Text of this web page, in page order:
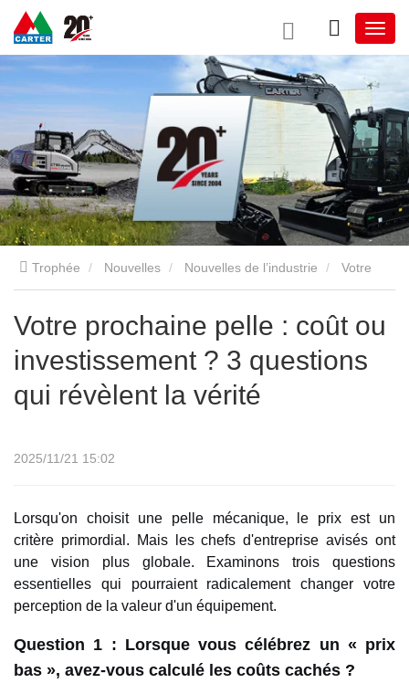
Trophée Nouvelles Nouvelles de l’industrie
révèlent la vérité
Votre prochaine pelle : coût ou
investissement ? 3 questions
qui révèlent la vérité
2025/11/21 15:02
Lorsqu'on choisit une pelle mécanique, le prix est un
critère primordial. Mais les chefs d'entreprise avisés ont
une vision plus globale. Examinons trois questions
essentielles qui pourraient radicalement changer votre
perception de la valeur d'un équipement.
Question 1 : Lorsque vous célébrez un « prix
bas », avez-vous calculé les coûts cachés ?